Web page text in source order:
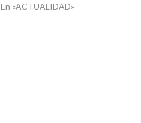
En «ACTUALIDAD»